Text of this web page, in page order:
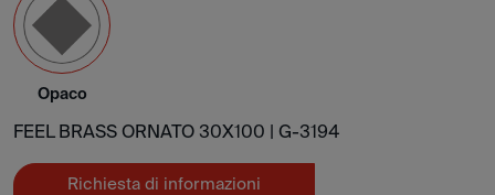
Opaco
FEEL BRASS ORNATO 30X100 | G-3194
Richiesta di informazioni